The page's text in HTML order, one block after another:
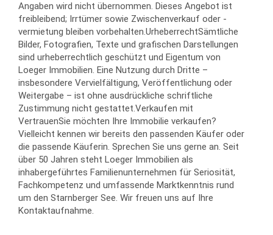
Angaben wird nicht übernommen. Dieses Angebot ist
freibleibend; Irrtümer sowie Zwischenverkauf oder -
vermietung bleiben vorbehalten.UrheberrechtSämtliche
Bilder, Fotografien, Texte und grafischen Darstellungen
sind urheberrechtlich geschützt und Eigentum von
Loeger Immobilien. Eine Nutzung durch Dritte –
insbesondere Vervielfältigung, Veröffentlichung oder
Weitergabe – ist ohne ausdrückliche schriftliche
Zustimmung nicht gestattet.Verkaufen mit
VertrauenSie möchten Ihre Immobilie verkaufen?
Vielleicht kennen wir bereits den passenden Käufer oder
die passende Käuferin. Sprechen Sie uns gerne an. Seit
über 50 Jahren steht Loeger Immobilien als
inhabergeführtes Familienunternehmen für Seriosität,
Fachkompetenz und umfassende Marktkenntnis rund
um den Starnberger See. Wir freuen uns auf Ihre
Kontaktaufnahme.